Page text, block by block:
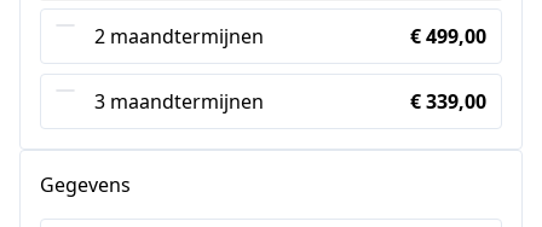
2 maandtermijnen € 499,00
3 maandtermijnen € 339,00
Gegevens